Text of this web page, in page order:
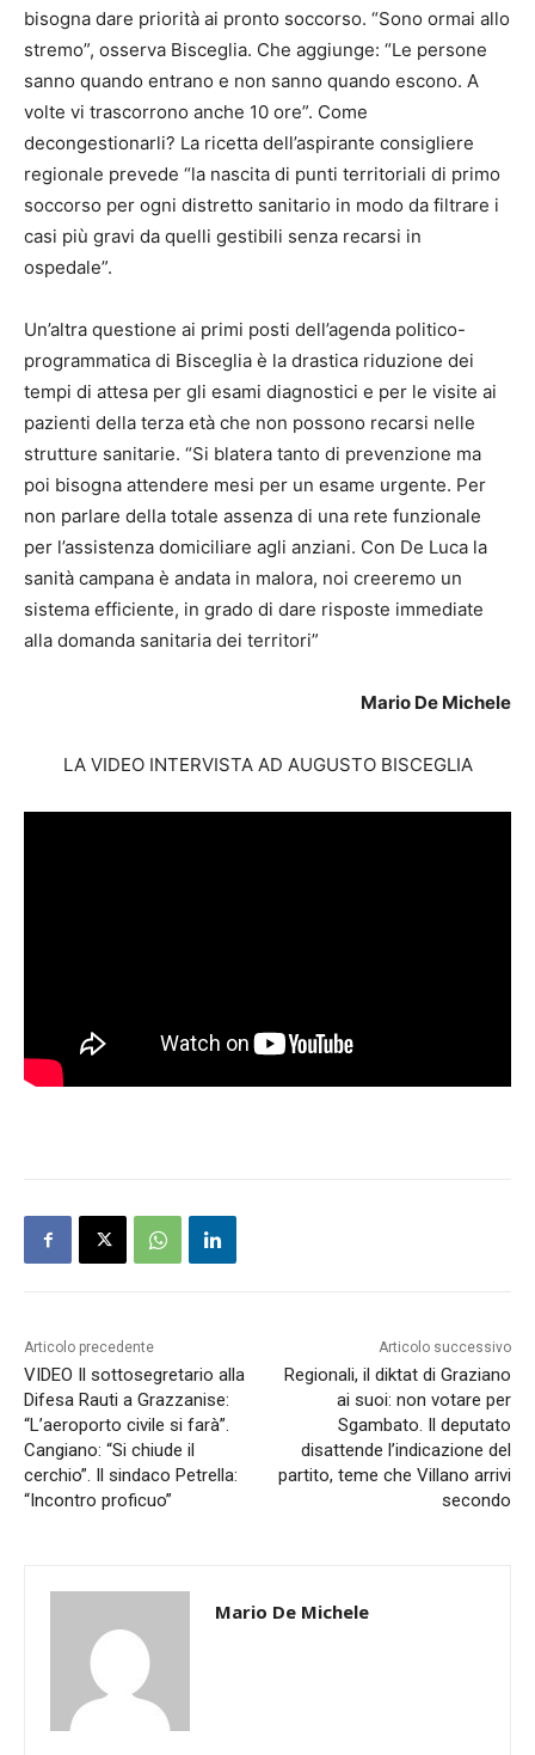
bisogna dare priorità ai pronto soccorso. “Sono ormai allo
stremo”, osserva Bisceglia. Che aggiunge: “Le persone
sanno quando entrano e non sanno quando escono. A
volte vi trascorrono anche 10 ore”. Come
decongestionarli? La ricetta dell’aspirante consigliere
regionale prevede “la nascita di punti territoriali di primo
soccorso per ogni distretto sanitario in modo da filtrare i
casi più gravi da quelli gestibili senza recarsi in
ospedale”.
Un’altra questione ai primi posti dell’agenda politico-
programmatica di Bisceglia è la drastica riduzione dei
tempi di attesa per gli esami diagnostici e per le visite ai
pazienti della terza età che non possono recarsi nelle
strutture sanitarie. “Si blatera tanto di prevenzione ma
poi bisogna attendere mesi per un esame urgente. Per
non parlare della totale assenza di una rete funzionale
per l’assistenza domiciliare agli anziani. Con De Luca la
sanità campana è andata in malora, noi creeremo un
sistema efficiente, in grado di dare risposte immediate
alla domanda sanitaria dei territori”
Mario De Michele
LA VIDEO INTERVISTA AD AUGUSTO BISCEGLIA
Articolo precedente
VIDEO Il sottosegretario alla
Difesa Rauti a Grazzanise:
“L’aeroporto civile si farà”.
Cangiano: “Si chiude il
cerchio”. Il sindaco Petrella:
“Incontro proficuo”
Articolo successivo
Regionali, il diktat di Graziano
ai suoi: non votare per
Sgambato. Il deputato
disattende l’indicazione del
partito, teme che Villano arrivi
secondo
Mario De Michele